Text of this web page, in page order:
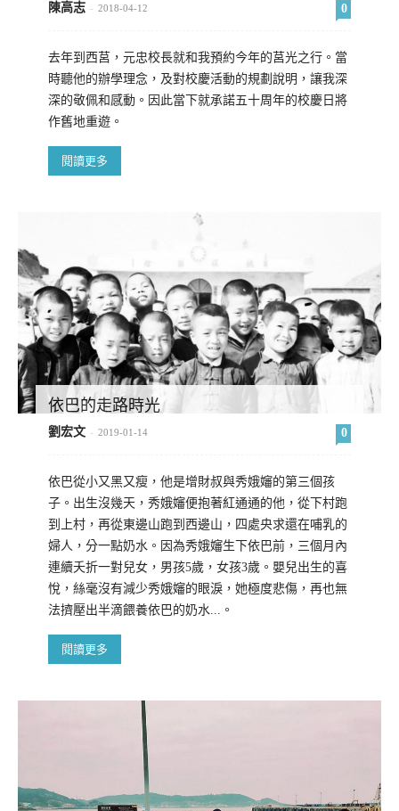
陳高志 - 2018-04-12 0
去年到西莒，元忠校長就和我預約今年的莒光之行。當
時聽他的辦學理念，及對校慶活動的規劃說明，讓我深
深的敬佩和感動。因此當下就承諾五十周年的校慶日將
作舊地重遊。
閱讀更多
依巴的走路時光
劉宏文 - 2019-01-14 0
依巴從小又黑又瘦，他是增財叔與秀娥嬸的第三個孩
子。出生沒幾天，秀娥嬸便抱著紅通通的他，從下村跑
到上村，再從東邊山跑到西邊山，四處央求還在哺乳的
婦人，分一點奶水。因為秀娥嬸生下依巴前，三個月內
連續夭折一對兒女，男孩5歲，女孩3歲。嬰兒出生的喜
悅，絲毫沒有減少秀娥嬸的眼淚，她極度悲傷，再也無
法擠壓出半滴餵養依巴的奶水...。
閱讀更多